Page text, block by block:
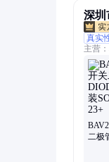
深圳
真实
主营：
恩智
片、
二极